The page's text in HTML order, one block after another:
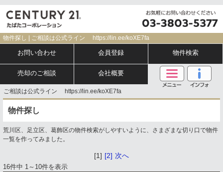
物件探し | ご相談は公式ライン https://lin.ee/koXE7fa
お問い合わせ 会員登録 物件検索
売却のご相談 会社概要
ご相談は公式ライン https://lin.ee/koXE7fa
物件探し
荒川区、足立区、葛飾区の物件検索がしやすいように、さまざまな切り口で物件
一覧を作ってみました。
16件中 1～10件を表示
[1] [2] 次へ